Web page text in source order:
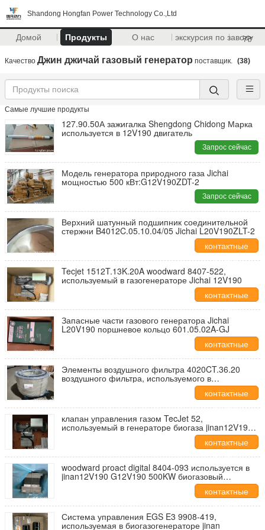
Shandong Hongfan Power Technology Co.,Ltd
Домой Продукты О нас экскурсия по заводу
>>
Качество Джин джичай газовый генератор поставщик. (38)
Самые лучшие продукты
127.90.50А зажигалка Shengdong Chidong Марка
используется в 12V190 двигатель
Запрос сейчас
Модель генератора природного газа Jichai
мощностью 500 кВт:G12V190ZDT-2
Запрос сейчас
Верхний шатунный подшипник соединительной
стержни B4012C.05.10.04/05 Jichai L20V190ZLT-2
контактные
данные
Tecjet 1512T.13K.20A woodward 8407-522,
используемый в газогенераторе Jichai 12V190
контактные
данные
Запасные части газового генератора Jichai
L20V190 поршневое кольцо 601.05.02A-GJ
контактные
данные
Элементы воздушного фильтра 4020CT.36.20
воздушного фильтра, используемого в
газопоршневом двигателе jichai 2MW L20V190
контактные
данные
клапан управления газом TecJet 52,
используемый в генераторе биогаза jinan12V190
контактные
данные
woodward proact digital 8404-093 используется в
jinan12V190 G12V190 500KW биогазовый
контактные
данные
Система управления EGS E3 9908-419,
используемая в биогазогенераторе jinan